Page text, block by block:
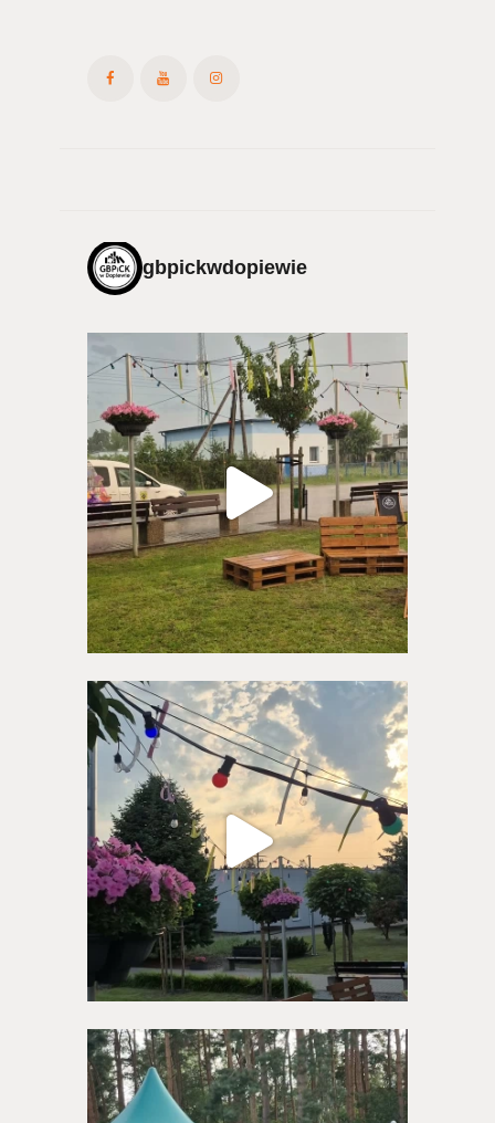
gbpickwdopiewie